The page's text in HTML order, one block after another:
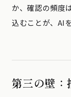
か、確認の頻度
込むことが、AI
第三の壁：